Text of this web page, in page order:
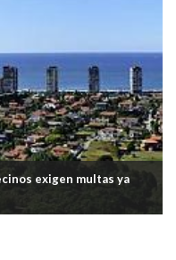
exigen multas ya